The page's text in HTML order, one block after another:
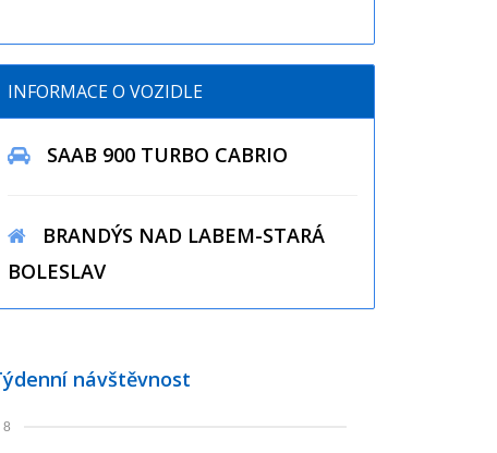
INFORMACE O VOZIDLE
SAAB 900 TURBO CABRIO
BRANDÝS NAD LABEM-STARÁ
BOLESLAV
návštěvnost
8